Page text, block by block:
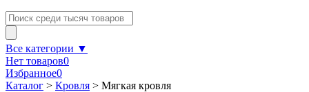
Все категории ▼
Нет товаров0
Избранное0
Каталог > Кровля > Мягкая кровля